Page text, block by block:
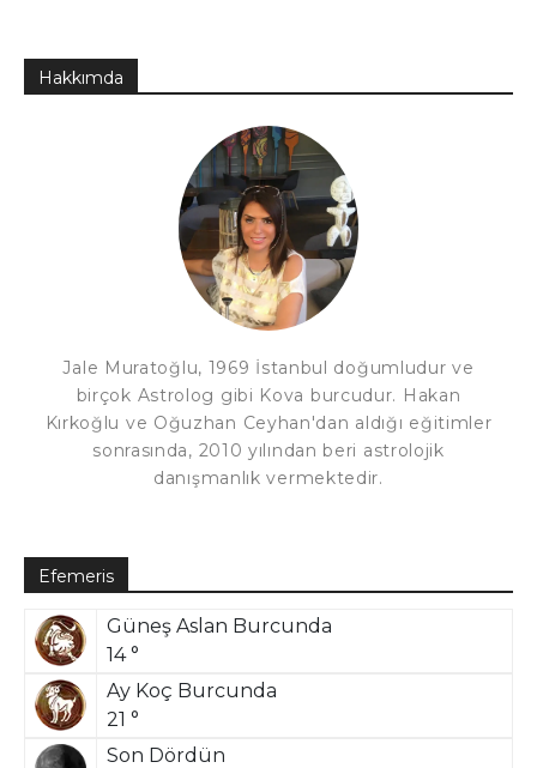
Hakkımda
Jale Muratoğlu, 1969 İstanbul doğumludur ve
birçok Astrolog gibi Kova burcudur. Hakan
Kırkoğlu ve Oğuzhan Ceyhan'dan aldığı eğitimler
sonrasında, 2010 yılından beri astrolojik
danışmanlık vermektedir.
Efemeris
Güneş Aslan Burcunda
14 °
Ay Koç Burcunda
21 °
Son Dördün